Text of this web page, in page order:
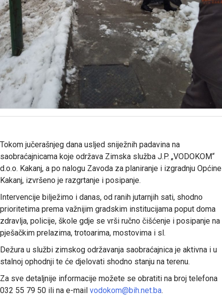
Tokom jučerašnjeg dana usljed sniježnih padavina na
saobraćajnicama koje održava Zimska služba J.P. „VODOKOM“
d.o.o. Kakanj, a po nalogu Zavoda za planiranje i izgradnju Općine
Kakanj, izvršeno je razgrtanje i posipanje.
Intervencije bilježimo i danas, od ranih jutarnjih sati, shodno
prioritetima prema važnijim gradskim institucijama poput doma
zdravlja, policije, škole gdje se vrši ručno čišćenje i posipanje na
pješačkim prelazima, trotoarima, mostovima i sl.
Dežura u službi zimskog održavanja saobraćajnica je aktivna i u
stalnoj ophodnji te će djelovati shodno stanju na terenu.
Za sve detaljnije informacije možete se obratiti na broj telefona
032 55 79 50 ili na e-mail vodokom@bih.net.ba.